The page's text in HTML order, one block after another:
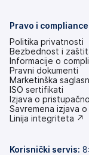
Pravo i compliance
Politika privatnosti
Bezbednost i
Informacije o
Pravni dokumenti
Marketinška
ISO sertifikati
Izjava o
(otvara
se
kartice)
Savremena izjava
(otvara
nove
Linija integriteta ↗
Korisnički servis: